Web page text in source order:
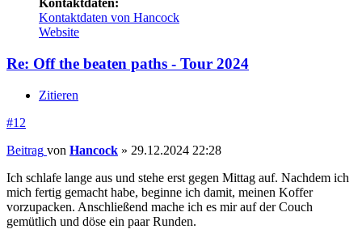
Kontaktdaten:
Kontaktdaten von Hancock
Website
Re: Off the beaten paths - Tour 2024
Zitieren
#12
Beitrag von Hancock » 29.12.2024 22:28
Ich schlafe lange aus und stehe erst gegen Mittag auf. Nachdem ich
mich fertig gemacht habe, beginne ich damit, meinen Koffer
vorzupacken. Anschließend mache ich es mir auf der Couch
gemütlich und döse ein paar Runden.